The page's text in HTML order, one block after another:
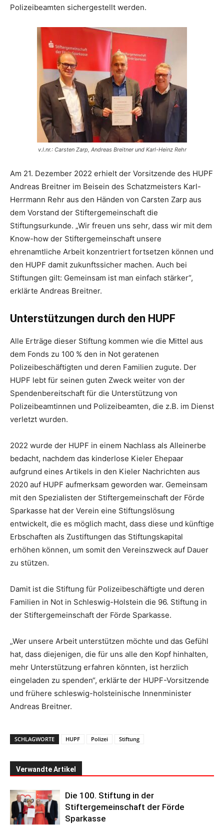
Polizeibeamten sichergestellt werden.
v.l.nr.: Carsten Zarp, Andreas Breitner und Karl-Heinz Rehr
Am 21. Dezember 2022 erhielt der Vorsitzende des HUPF
Andreas Breitner im Beisein des Schatzmeisters Karl-
Herrmann Rehr aus den Händen von Carsten Zarp aus
dem Vorstand der Stiftergemeinschaft die
Stiftungsurkunde. „Wir freuen uns sehr, dass wir mit dem
Know-how der Stiftergemeinschaft unsere
ehrenamtliche Arbeit konzentriert fortsetzen können und
den HUPF damit zukunftssicher machen. Auch bei
Stiftungen gilt: Gemeinsam ist man einfach stärker“,
erklärte Andreas Breitner.
Unterstützungen durch den HUPF
Alle Erträge dieser Stiftung kommen wie die Mittel aus
dem Fonds zu 100 % den in Not geratenen
Polizeibeschäftigten und deren Familien zugute. Der
HUPF lebt für seinen guten Zweck weiter von der
Spendenbereitschaft für die Unterstützung von
Polizeibeamtinnen und Polizeibeamten, die z.B. im Dienst
verletzt wurden.
2022 wurde der HUPF in einem Nachlass als Alleinerbe
bedacht, nachdem das kinderlose Kieler Ehepaar
aufgrund eines Artikels in den Kieler Nachrichten aus
2020 auf HUPF aufmerksam geworden war. Gemeinsam
mit den Spezialisten der Stiftergemeinschaft der Förde
Sparkasse hat der Verein eine Stiftungslösung
entwickelt, die es möglich macht, dass diese und künftige
Erbschaften als Zustiftungen das Stiftungskapital
erhöhen können, um somit den Vereinszweck auf Dauer
zu stützen.
Damit ist die Stiftung für Polizeibeschäftigte und deren
Familien in Not in Schleswig-Holstein die 96. Stiftung in
der Stiftergemeinschaft der Förde Sparkasse.
„Wer unsere Arbeit unterstützen möchte und das Gefühl
hat, dass diejenigen, die für uns alle den Kopf hinhalten,
mehr Unterstützung erfahren könnten, ist herzlich
eingeladen zu spenden“, erklärte der HUPF-Vorsitzende
und frühere schleswig-holsteinische Innenminister
Andreas Breitner.
SCHLAGWORTE HUPF Polizei Stiftung
Verwandte Artikel
Die 100. Stiftung in der
Stiftergemeinschaft der Förde
Sparkasse